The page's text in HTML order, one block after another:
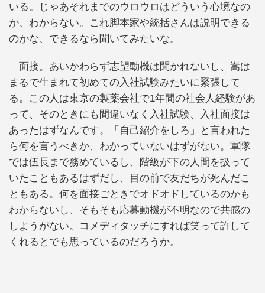
いる。じゃあそれまでのウロウロはどういう心境なの
か、わからない。これ脚本家や統括さんは説明できる
のかな、できるなら聞いてみたいな。
面接。あいかわらず志望動機は聞かれないし、嵩は
まるで生まれて初めての入社試験みたいに緊張して
る。この人は東京の製薬会社で1年間の社会人経験があ
って、そのときにも間違いなく入社試験、入社面接は
あったはずなんです。「自己紹介をしろ」と言われた
ら何を言うべきか、わかっていないはずがない。軍隊
では伍長まで務めているし、階級が下の人間を扱って
いたこともあるはずだし、目の前で友だちが死んだこ
ともある。何を面接ごときでオドオドしているのかも
わからないし、そもそも応募動機が不明なので共感の
しようがない。コメディタッチにすれば笑って許して
くれるとでも思っているのだろうか。